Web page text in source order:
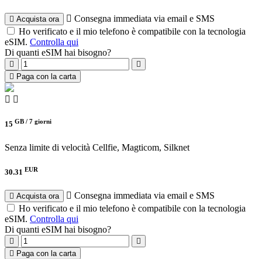
Acquista ora
Consegna immediata via email e SMS
Ho verificato e il mio telefono è compatibile con la tecnologia
eSIM. Controlla qui
Di quanti eSIM hai bisogno?
Paga con la carta
15 GB / 7 giorni
Senza limite di velocità Cellfie, Magticom, Silknet
30.31 EUR
Acquista ora
Consegna immediata via email e SMS
Ho verificato e il mio telefono è compatibile con la tecnologia
eSIM. Controlla qui
Di quanti eSIM hai bisogno?
Paga con la carta